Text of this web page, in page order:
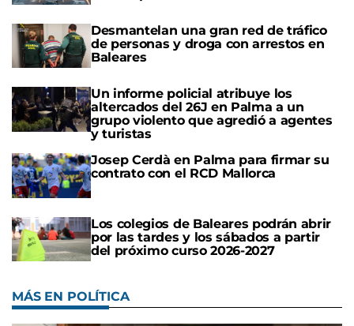
Desmantelan una gran red de tráfico
de personas y droga con arrestos en
Baleares
Un informe policial atribuye los
altercados del 26J en Palma a un
grupo violento que agredió a agentes
y turistas
Josep Cerdà en Palma para firmar su
contrato con el RCD Mallorca
Los colegios de Baleares podrán abrir
por las tardes y los sábados a partir
del próximo curso 2026-2027
MÁS EN POLÍTICA